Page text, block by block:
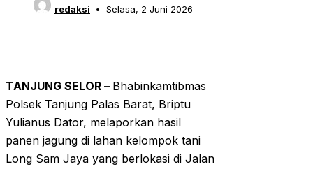
redaksi Selasa, 2 Juni 2026
TANJUNG SELOR – Bhabinkamtibmas
Polsek Tanjung Palas Barat, Briptu
Yulianus Dator, melaporkan hasil
panen jagung di lahan kelompok tani
Long Sam Jaya yang berlokasi di Jalan